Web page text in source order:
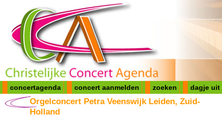
concertagenda concert aanmelden zoeken dagje uit
Orgelconcert Petra Veenswijk Leiden, Zuid-
Holland